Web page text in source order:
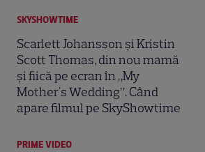
SKYSHOWTIME
Scarlett Johansson și Kristin
Scott Thomas, din nou mamă
și fiică pe ecran în „My
Mother's Wedding”. Când
apare filmul pe SkyShowtime
PRIME VIDEO